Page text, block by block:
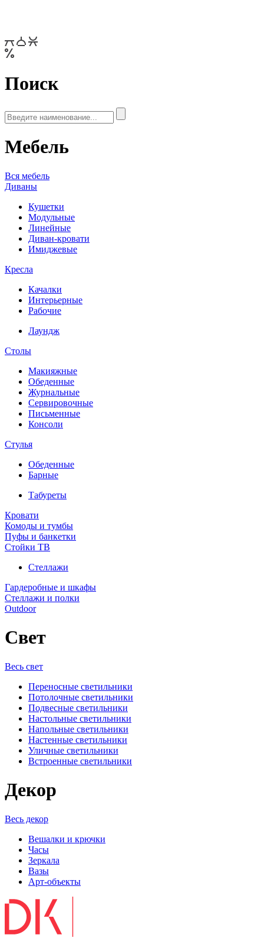
Поиск
Мебель
Вся мебель
Диваны
Кушетки
Модульные
Линейные
Диван-кровати
Имиджевые
Кресла
Качалки
Интерьерные
Рабочие
Лаундж
Столы
Макияжные
Обеденные
Журнальные
Сервировочные
Письменные
Консоли
Стулья
Обеденные
Барные
Табуреты
Кровати
Комоды и тумбы
Пуфы и банкетки
Стойки ТВ
Стеллажи
Гардеробные и шкафы
Стеллажи и полки
Outdoor
Свет
Весь свет
Переносные светильники
Потолочные светильники
Подвесные светильники
Настольные светильники
Напольные светильники
Настенные светильники
Уличные светильники
Встроенные светильники
Декор
Весь декор
Вешалки и крючки
Часы
Зеркала
Вазы
Арт-объекты